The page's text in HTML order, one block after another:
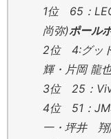
1位 65：
尚弥)ポール
2位 4:グッ
輝・片岡 龍
3位 25：
4位 51：
一・坪井 翔